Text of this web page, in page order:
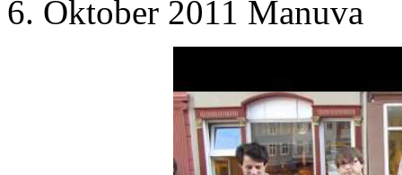
6. Oktober 2011 Manuva